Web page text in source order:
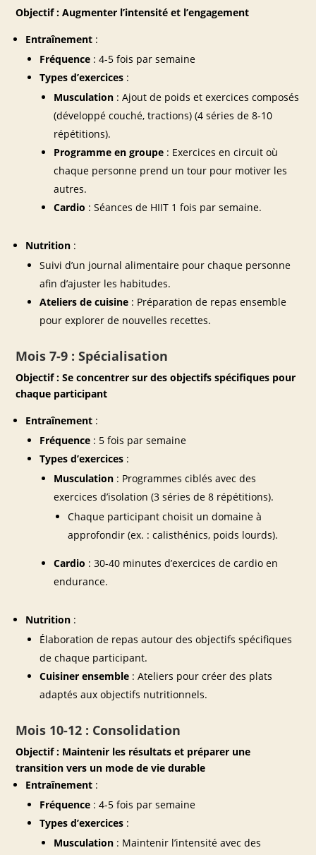
Objectif : Augmenter l’intensité et l’engagement
Entraînement :
Fréquence : 4-5 fois par semaine
Types d’exercices :
Musculation : Ajout de poids et exercices composés
(développé couché, tractions) (4 séries de 8-10
répétitions).
Programme en groupe : Exercices en circuit où
chaque personne prend un tour pour motiver les
autres.
Cardio : Séances de HIIT 1 fois par semaine.
Nutrition :
Suivi d’un journal alimentaire pour chaque personne
afin d’ajuster les habitudes.
Ateliers de cuisine : Préparation de repas ensemble
pour explorer de nouvelles recettes.
Mois 7-9 : Spécialisation
Objectif : Se concentrer sur des objectifs spécifiques pour
chaque participant
Entraînement :
Fréquence : 5 fois par semaine
Types d’exercices :
Musculation : Programmes ciblés avec des
exercices d’isolation (3 séries de 8 répétitions).
Chaque participant choisit un domaine à
approfondir (ex. : calisthénics, poids lourds).
Cardio : 30-40 minutes d’exercices de cardio en
endurance.
Nutrition :
Élaboration de repas autour des objectifs spécifiques
de chaque participant.
Cuisiner ensemble : Ateliers pour créer des plats
adaptés aux objectifs nutritionnels.
Mois 10-12 : Consolidation
Objectif : Maintenir les résultats et préparer une
transition vers un mode de vie durable
Entraînement :
Fréquence : 4-5 fois par semaine
Types d’exercices :
Musculation : Maintenir l’intensité avec des